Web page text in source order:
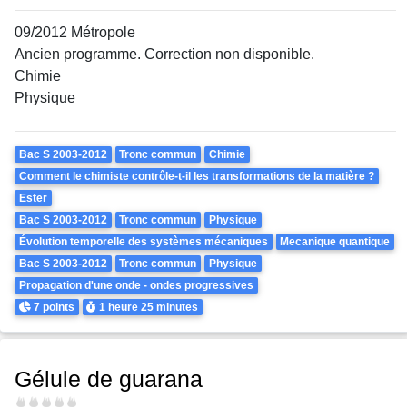
09/2012 Métropole
Ancien programme. Correction non disponible.
Chimie
Physique
Theme
Bac S 2003-2012 Tronc commun
Chimie
Comment le chimiste contrôle-t-il les transformations de la matière ?
Ester
Bac S 2003-2012
Tronc commun
Physique
Évolution temporelle des systèmes mécaniques
Mecanique quantique
Bac S 2003-2012
Tronc commun
Physique
Propagation d'une onde - ondes progressives
Points
7 points Durée
1 heure25 minutes
Gélule de guarana
Difficulté